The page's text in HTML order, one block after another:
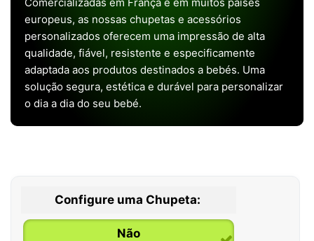
europeus, as nossas chupetas e acessórios
personalizados oferecem uma impressão de alta
qualidade, fiável, resistente e especificamente
adaptada aos produtos destinados a bebés. Uma
solução segura, estética e durável para personalizar
o dia a dia do seu bebé.
Configure uma Chupeta:
Não